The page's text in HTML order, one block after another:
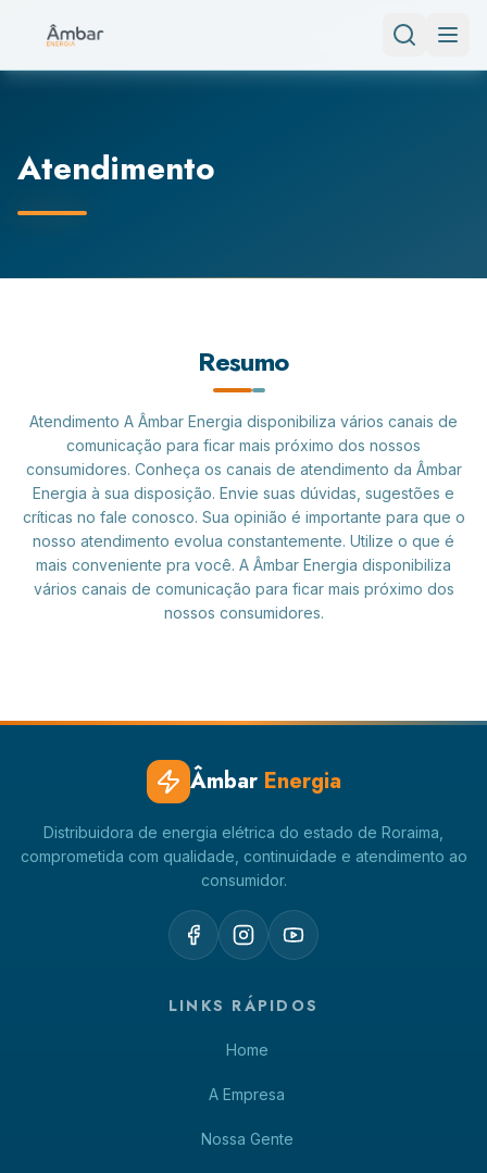
Atendimento
Resumo
Atendimento A Âmbar Energia disponibiliza vários canais de
comunicação para ficar mais próximo dos nossos
consumidores. Conheça os canais de atendimento da Âmbar
Energia à sua disposição. Envie suas dúvidas, sugestões e
críticas no fale conosco. Sua opinião é importante para que o
nosso atendimento evolua constantemente. Utilize o que é
mais conveniente pra você. A Âmbar Energia disponibiliza
vários canais de comunicação para ficar mais próximo dos
nossos consumidores.
Âmbar Energia
Distribuidora de energia elétrica do estado de Roraima,
comprometida com qualidade, continuidade e atendimento ao
consumidor.
LINKS RÁPIDOS
Home
A Empresa
Nossa Gente